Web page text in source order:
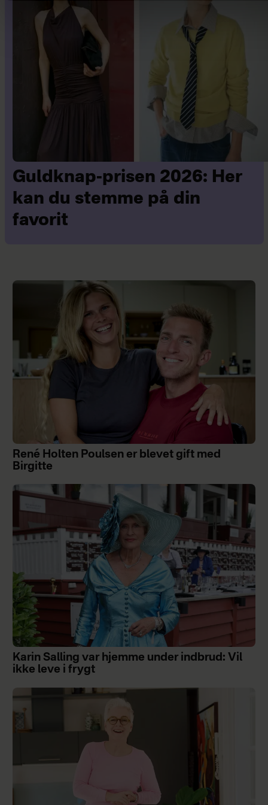
Guldknap-prisen 2026: Her
kan du stemme på din
favorit
René Holten Poulsen er blevet gift med
Birgitte
Karin Salling var hjemme under indbrud: Vil
ikke leve i frygt